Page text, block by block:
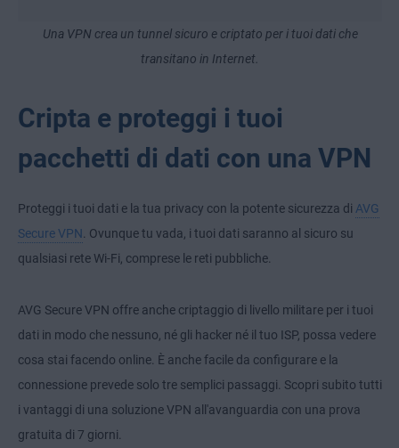
Una VPN crea un tunnel sicuro e criptato per i tuoi dati che
transitano in Internet.
Cripta e proteggi i tuoi
pacchetti di dati con una VPN
Proteggi i tuoi dati e la tua privacy con la potente sicurezza di AVG
Secure VPN . Ovunque tu vada, i tuoi dati saranno al sicuro su
qualsiasi rete Wi-Fi, comprese le reti pubbliche.
AVG Secure VPN offre anche criptaggio di livello militare per i tuoi
dati in modo che nessuno, né gli hacker né il tuo ISP, possa vedere
cosa stai facendo online. È anche facile da configurare e la
connessione prevede solo tre semplici passaggi. Scopri subito tutti
i vantaggi di una soluzione VPN all'avanguardia con una prova
gratuita di 7 giorni.